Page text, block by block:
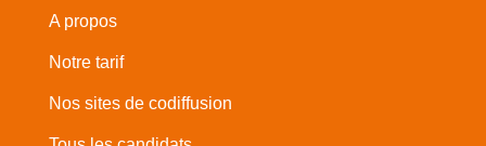
A propos
Notre tarif
Nos sites de codiffusion